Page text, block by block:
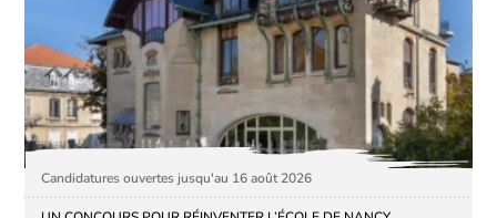
Candidatures ouvertes jusqu'au 16 août 2026